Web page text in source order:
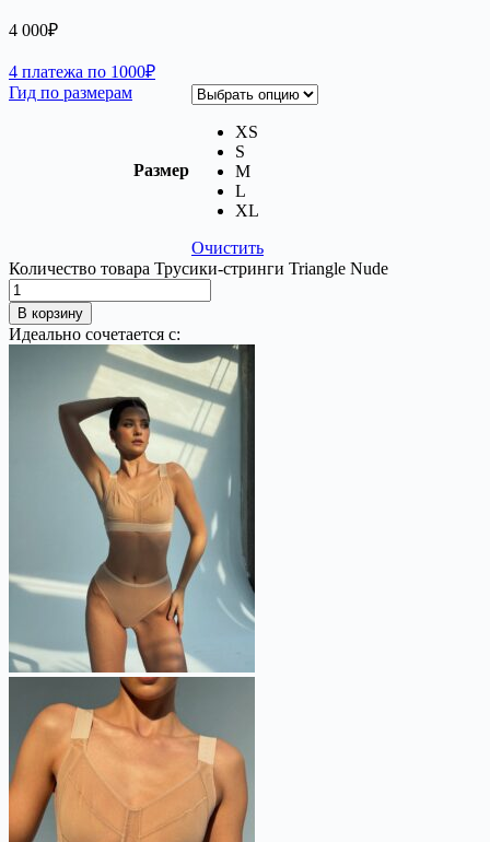
4 000₽
4 платежа по 1000₽
Гид по размерам
Размер
XS
S
M
L
XL
Очистить
Количество товара Трусики-стринги Triangle Nude
В корзину
Идеально сочетается с: